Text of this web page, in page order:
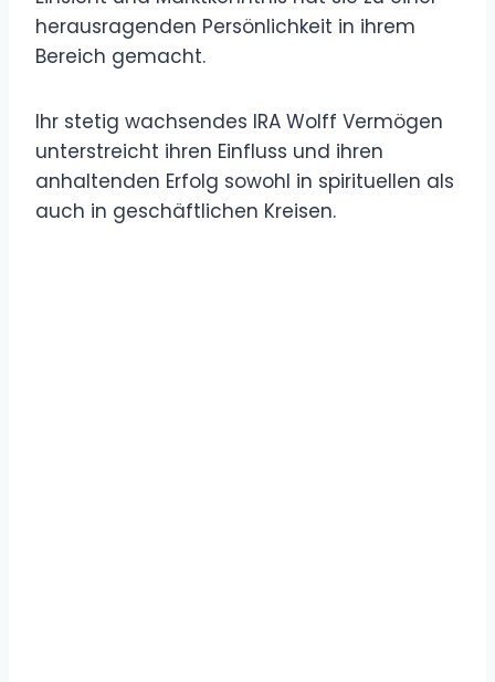
herausragenden Persönlichkeit in ihrem
Bereich gemacht.
Ihr stetig wachsendes IRA Wolff Vermögen
unterstreicht ihren Einfluss und ihren
anhaltenden Erfolg sowohl in spirituellen als
auch in geschäftlichen Kreisen.